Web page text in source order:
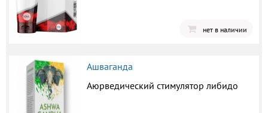
нет в наличии
Ашваганда
Аюрведический стимулятор либидо